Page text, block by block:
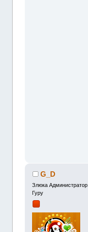
G_D
Злюка Администратор
Гуру